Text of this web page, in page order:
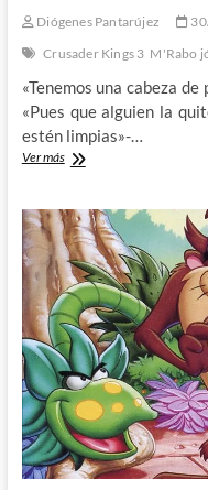
Diógenes Pantarújez
Crusader Kings 3 M'Rabo
«Tenemos una cabeza
«Pues que alguien la
estén limpias»-…
Ver másEl
Grayskull:
Vacaciones
en
Canarias
(V)